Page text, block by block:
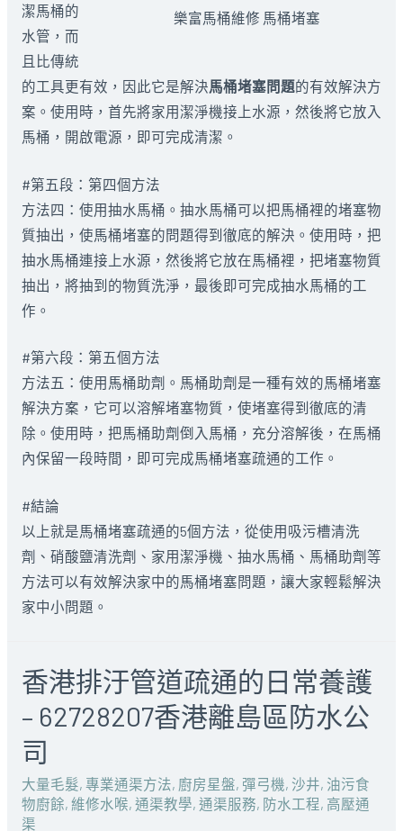
樂富馬桶維修 馬桶堵塞
潔馬桶的
水管，而
且比傳統
的工具更有效，因此它是解決馬桶堵塞問題的有效解決方
案。使用時，首先將家用潔淨機接上水源，然後將它放入
馬桶，開啟電源，即可完成清潔。
#第五段：第四個方法
方法四：使用抽水馬桶。抽水馬桶可以把馬桶裡的堵塞物
質抽出，使馬桶堵塞的問題得到徹底的解決。使用時，把
抽水馬桶連接上水源，然後將它放在馬桶裡，把堵塞物質
抽出，將抽到的物質洗淨，最後即可完成抽水馬桶的工
作。
#第六段：第五個方法
方法五：使用馬桶助劑。馬桶助劑是一種有效的馬桶堵塞
解決方案，它可以溶解堵塞物質，使堵塞得到徹底的清
除。使用時，把馬桶助劑倒入馬桶，充分溶解後，在馬桶
內保留一段時間，即可完成馬桶堵塞疏通的工作。
#結論
以上就是馬桶堵塞疏通的5個方法，從使用吸污槽清洗
劑、硝酸鹽清洗劑、家用潔淨機、抽水馬桶、馬桶助劑等
方法可以有效解決家中的馬桶堵塞問題，讓大家輕鬆解決
家中小問題。
香港排汙管道疏通的日常養護
– 62728207香港離島區防水公
司
大量毛髮, 專業通渠方法, 廚房星盤, 彈弓機, 沙井, 油污食
物廚餘, 維修水喉, 通渠教學, 通渠服務, 防水工程, 高壓通
渠